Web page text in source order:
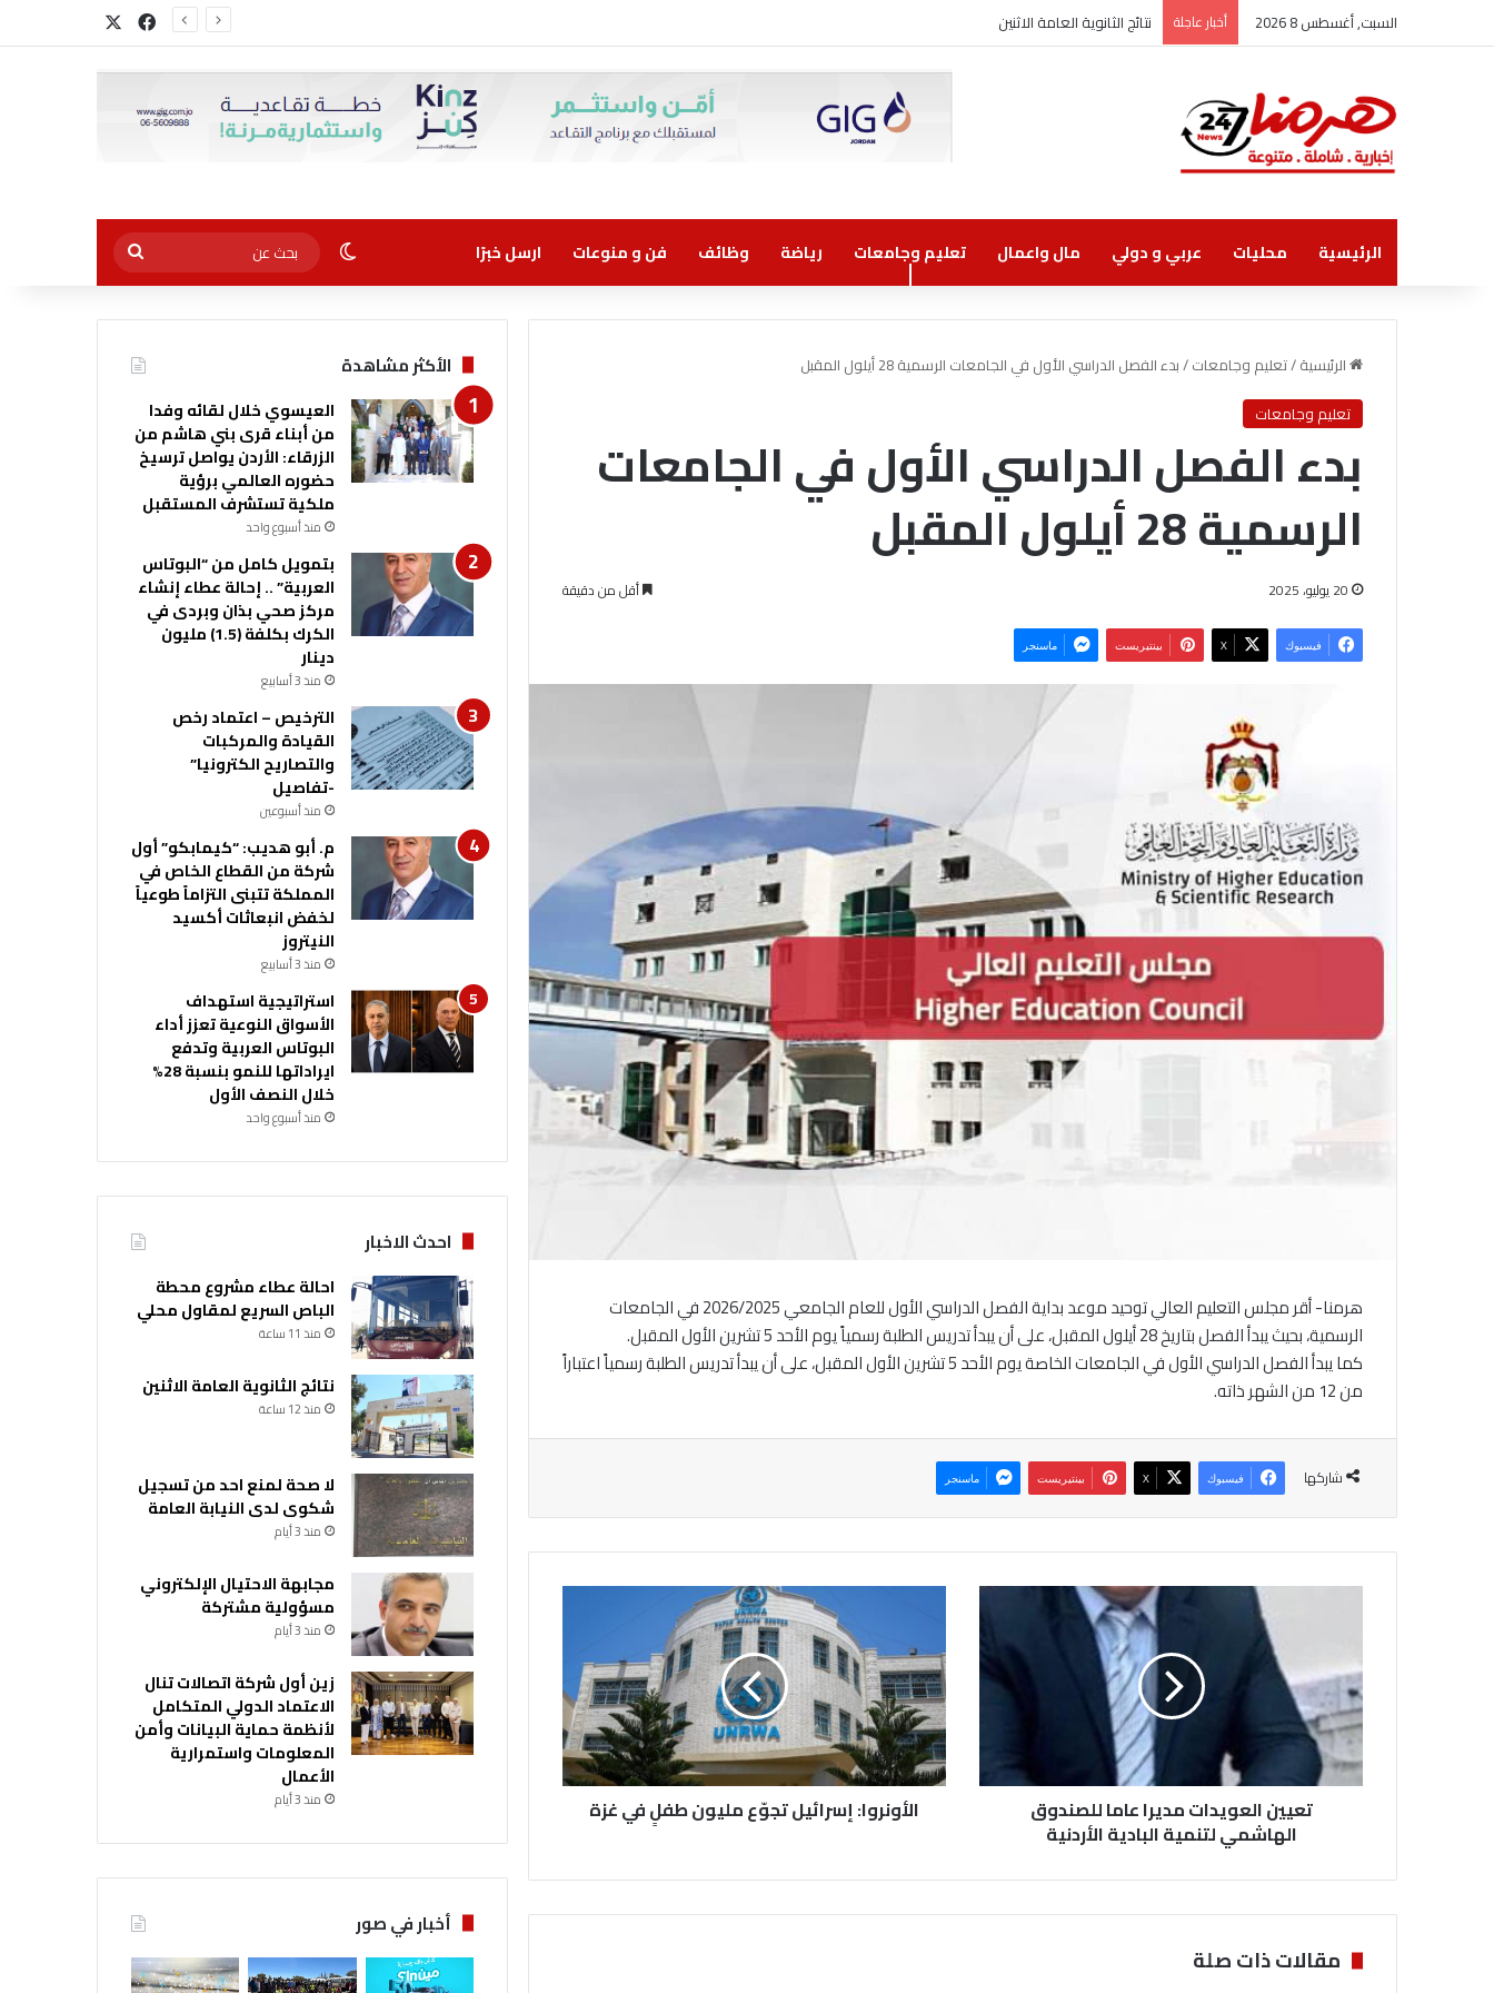
السبت, أغسطس 8 2026 أخبار عاجلة نتائج الثانوية العامة الاثنين فيسبوك
الرئيسية محليات عربي و دولي مال واعمال تعليم وجامعات رياضة وظائف فن و منوعات ارسل خبرًا الوضع المظلم
بحث
عن
الرئيسية/تعليم وجامعات/بدء الفصل الدراسي الأول في الجامعات الرسمية 28 أيلول المقبل
تعليم وجامعات
بدء الفصل الدراسي الأول في الجامعات
الرسمية 28 أيلول المقبل
20 يوليو، 2025 أقل من دقيقة
فيسبوك ‫X بينتيريست ماسنجر
هرمنا- أقر مجلس التعليم العالي توحيد موعد بداية الفصل الدراسي الأول للعام الجامعي 2026/2025 في الجامعات
الرسمية، بحيث يبدأ الفصل بتاريخ 28 أيلول المقبل، على أن يبدأ تدريس الطلبة رسمياً يوم الأحد 5 تشرين الأول المقبل.
كما يبدأ الفصل الدراسي الأول في الجامعات الخاصة يوم الأحد 5 تشرين الأول المقبل، على أن يبدأ تدريس الطلبة رسمياً اعتباراً
من 12 من الشهر ذاته.
شاركها فيسبوك ‫X بينتيريست ماسنجر
ي
ن
ا
ل
ع
و
ت
د
ي
ر
تعيين العويدات مديرا عاما للصندوق
الهاشمي لتنمية البادية الأردنية
و
ن
ر
و
ا
:
ا
ي
الأونروا: إسرائيل تجوّع مليون طفلٍ في غزة
مقالات ذات صلة
الأكثر مشاهدة
العيسوي خلال لقائه وفدا
من أبناء قرى بني هاشم من
الزرقاء: الأردن يواصل ترسيخ
حضوره العالمي برؤية
ملكية تستشرف المستقبل
منذ أسبوع واحد
بتمويل كامل من “البوتاس
العربية” .. إحالة عطاء إنشاء
مركز صحي بذان وبردى في
الكرك بكلفة (1.5) مليون
دينار
منذ 3 أسابيع
الترخيص – اعتماد رخص
القيادة والمركبات
والتصاريح الكترونيا”
-تفاصيل
منذ أسبوعين
م. أبو هديب: “كيمابكو” أول
شركة من القطاع الخاص في
المملكة تتبنى التزاماً طوعياً
لخفض انبعاثات أكسيد
النيتروز
منذ 3 أسابيع
استراتيجية استهداف
الأسواق النوعية تعزز أداء
البوتاس العربية وتدفع
ايراداتها للنمو بنسبة 28%
خلال النصف الأول
منذ أسبوع واحد
احدث الاخبار
احالة عطاء مشروع محطة
الباص السريع لمقاول محلي
منذ 11 ساعة
نتائج الثانوية العامة الاثنين
منذ 12 ساعة
لا صحة لمنع احد من تسجيل
شكوى لدى النيابة العامة
منذ 3 أيام
مجابهة الاحتيال الإلكتروني
مسؤولية مشتركة
منذ 3 أيام
زين أول شركة اتصالات تنال
الاعتماد الدولي المتكامل
لأنظمة حماية البيانات وأمن
المعلومات واستمرارية
الأعمال
منذ 3 أيام
أخبار في صور